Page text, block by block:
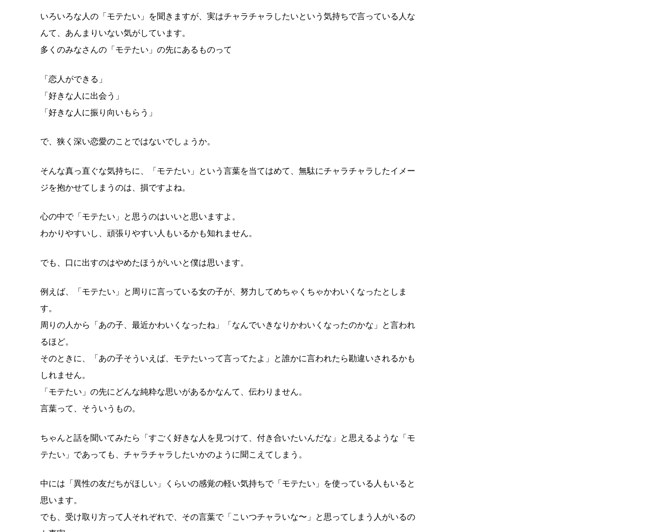
いろいろな人の「モテたい」を聞きますが、実はチャラチャラしたいという気持ちで言っている人な
んて、あんまりいない気がしています。
多くのみなさんの「モテたい」の先にあるものって
「恋人ができる」
「好きな人に出会う」
「好きな人に振り向いもらう」
で、狭く深い恋愛のことではないでしょうか。
そんな真っ直ぐな気持ちに、「モテたい」という言葉を当てはめて、無駄にチャラチャラしたイメー
ジを抱かせてしまうのは、損ですよね。
心の中で「モテたい」と思うのはいいと思いますよ。
わかりやすいし、頑張りやすい人もいるかも知れません。
でも、口に出すのはやめたほうがいいと僕は思います。
例えば、「モテたい」と周りに言っている女の子が、努力してめちゃくちゃかわいくなったとしま
す。
周りの人から「あの子、最近かわいくなったね」「なんでいきなりかわいくなったのかな」と言われ
るほど。
そのときに、「あの子そういえば、モテたいって言ってたよ」と誰かに言われたら勘違いされるかも
しれません。
「モテたい」の先にどんな純粋な思いがあるかなんて、伝わりません。
言葉って、そういうもの。
ちゃんと話を聞いてみたら「すごく好きな人を見つけて、付き合いたいんだな」と思えるような「モ
テたい」であっても、チャラチャラしたいかのように聞こえてしまう。
中には「異性の友だちがほしい」くらいの感覚の軽い気持ちで「モテたい」を使っている人もいると
思います。
でも、受け取り方って人それぞれで、その言葉で「こいつチャラいな〜」と思ってしまう人がいるの